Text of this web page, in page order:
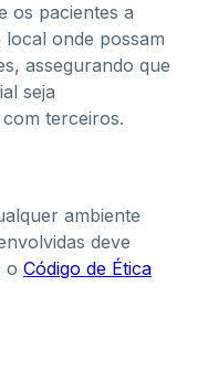
os pacientes a
onde possam
assegurando que
seja
terceiros.
ambiente
deve
o Código de Ética